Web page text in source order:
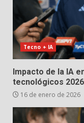
Tecno + IA
Impacto de la IA
tecnológicos 2026
16 de enero de 2026